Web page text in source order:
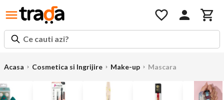
Ce cauti azi?
Acasa Cosmetica si Ingrijire Make-up Mascara